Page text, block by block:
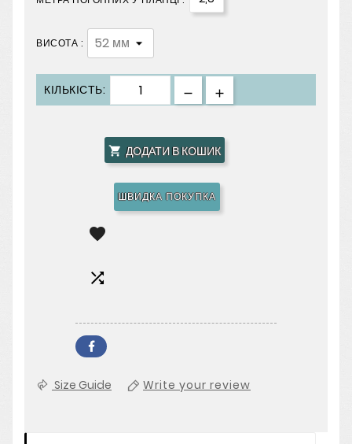
ВИСОТА :
КІЛЬКІСТЬ:
 ДОДАТИ В КОШИК
ШВИДКА ПОКУПКА


Size Guide Write your review